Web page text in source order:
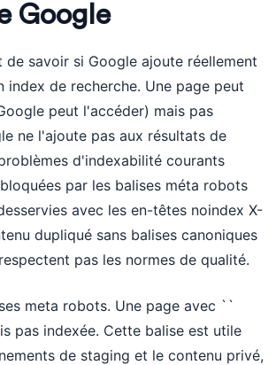
Google
de savoir si Google ajoute réellement
index de recherche. Une page peut
peut l'accéder) mais pas
ne l'ajoute pas aux résultats de
d'indexabilité courants
par les balises méta robots
avec les en-têtes noindex X-
dupliqué sans balises canoniques
pas les normes de qualité.
meta robots. Une page avec ``
pas indexée. Cette balise est utile
de staging et le contenu privé,